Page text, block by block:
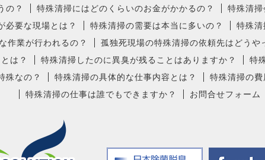
の？
特殊清掃にはどのくらいのお金がかかるの？
特殊清掃
必要な現場とは？
特殊清掃の需要は本当に多いの？
特殊清
作業が行われるの？
孤独死現場の特殊清掃の依頼先はどうや
は？
特殊清掃したのに異臭が残ることはありますか？
特
殊なの？
特殊清掃の具体的な仕事内容とは？
特殊清掃の
特殊清掃の仕事は誰でもできますか？
お問合せフォーム